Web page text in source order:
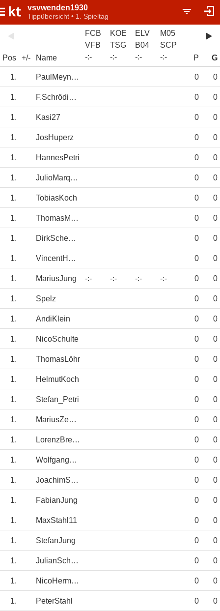
vsvwenden1930
Tippübersicht • 1. Spieltag
Pos +/- Name
FCB
VFB
-:-
KOE
TSG
-:-
ELV
B04
-:-
M05
SCP
-:- P G
1. PaulMeyneken 0 0
1. F.Schrödinho 0 0
1. Kasi27 0 0
1. JosHuperz 0 0
1. HannesPetri 0 0
1. JulioMarques 0 0
1. TobiasKoch 0 0
1. ThomasMöllmann 0 0
1. DirkScheppe 0 0
1. VincentHeuel 0 0
1. MariusJung -:- -:- -:- -:- 0 0
1. Spelz 0 0
1. AndiKlein 0 0
1. NicoSchulte 0 0
1. ThomasLöhr 0 0
1. HelmutKoch 0 0
1. Stefan_Petri 0 0
1. MariusZeppenfel 0 0
1. LorenzBreuer 0 0
1. WolfgangKlein 0 0
1. JoachimSchmidt 0 0
1. FabianJung 0 0
1. MaxStahl11 0 0
1. StefanJung 0 0
1. JulianSchönauer 0 0
1. NicoHermann 0 0
1. PeterStahl 0 0